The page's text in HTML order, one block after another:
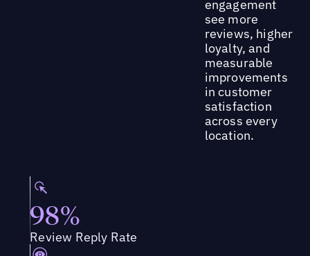
engagement
see more
reviews, higher
loyalty, and
measurable
improvements
in customer
satisfaction
across every
location.
98%
Review Reply Rate